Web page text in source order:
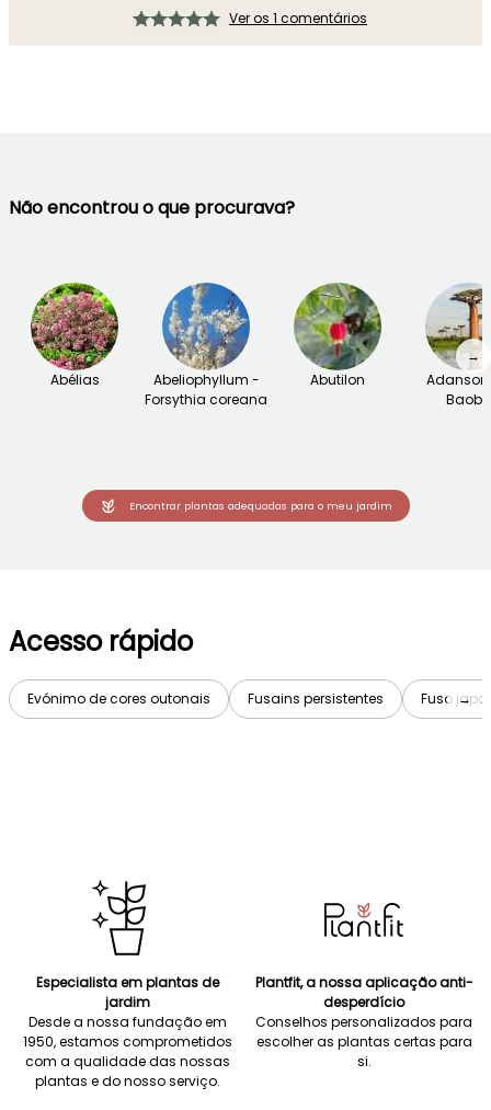
Ver os 1 comentários
Não encontrou o que procurava?
Abélias
Abeliophyllum -
Forsythia coreana
Abutilon
Baobá
→
Encontrar plantas adequadas para o meu jardim
Acesso rápido
Evónimo de cores outonais Fusains persistentes Fuso →
Especialista em plantas de
jardim
Desde a nossa fundação em
1950, estamos comprometidos
com a qualidade das nossas
plantas e do nosso serviço.
Plantfit, a nossa aplicação anti-
desperdício
Conselhos personalizados para
escolher as plantas certas para
si.